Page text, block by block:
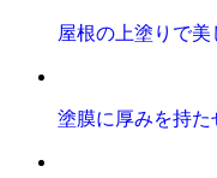
屋根の上塗りで
塗膜に厚みを持た